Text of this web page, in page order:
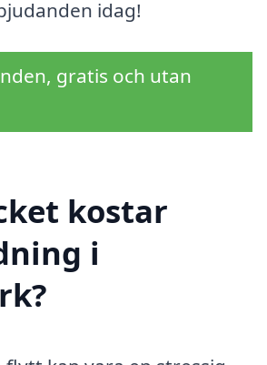
idag!
gratis och utan
kostar
i